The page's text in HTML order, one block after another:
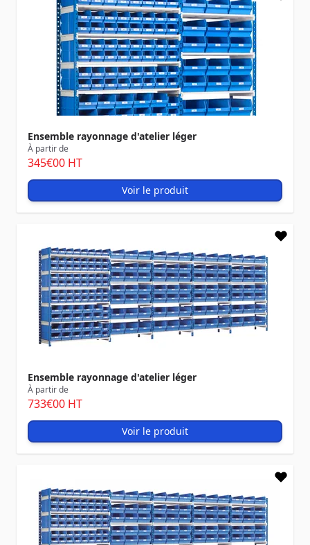
Ensemble rayonnage d'atelier léger
À partir de
345€00 HT
Voir le produit
Ensemble rayonnage d'atelier léger
À partir de
733€00 HT
Voir le produit